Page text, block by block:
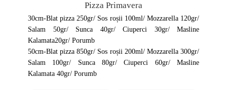
alese
în
pagina
produsului.
Pizza Primavera
30cm-Blat pizza 250gr/ Sos roșii 100ml/ Mozzarella 120gr/
Salam 50gr/ Sunca 40gr/ Ciuperci 30gr/ Masline
Kalamata20gr/ Porumb
50cm-Blat pizza 850gr/ Sos roșii 200ml/ Mozzarella 300gr/
Salam 100gr/ Sunca 80gr/ Ciuperci 60gr/ Masline
Kalamata 40gr/ Porumb